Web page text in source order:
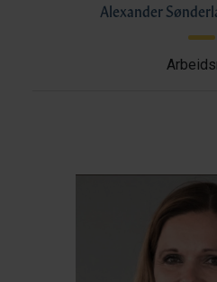
Alexander